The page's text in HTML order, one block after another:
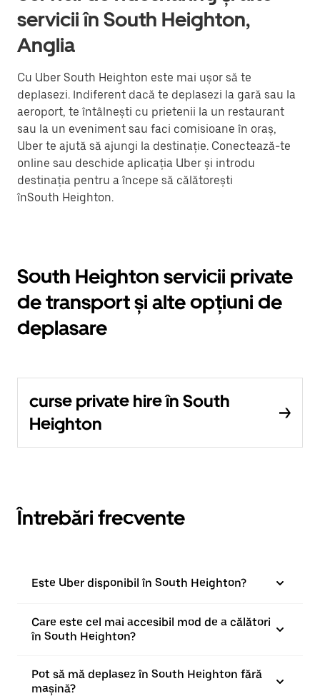
servicii în South Heighton,
Anglia
Cu Uber South Heighton este mai ușor să te
deplasezi. Indiferent dacă te deplasezi la gară sau la
aeroport, te întâlnești cu prietenii la un restaurant
sau la un eveniment sau faci comisioane în oraș,
Uber te ajută să ajungi la destinație. Conectează-te
online sau deschide aplicația Uber și introdu
destinația pentru a începe să călătorești
înSouth Heighton.
South Heighton servicii private
de transport și alte opțiuni de
deplasare
curse private hire în South
Heighton
Întrebări frecvente
Este Uber disponibil în South Heighton?
Care este cel mai accesibil mod de a călători
în South Heighton?
Pot să mă deplasez în South Heighton fără
mașină?